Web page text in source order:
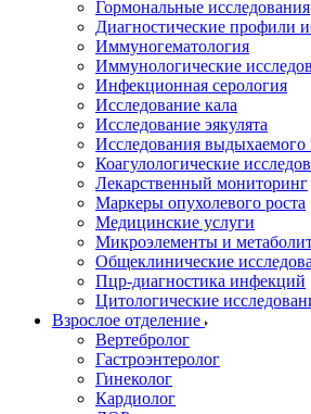
Гормональные исследования
Диагностические профили
Иммуногематология
Иммунологические
Инфекционная серология
Исследование кала
Исследование эякулята
Исследования выдыхаемого
Коагулологические
Лекарственный мониторинг
Маркеры опухолевого роста
Медицинские услуги
Микроэлементы и
Общеклинические
Пцр-диагностика инфекций
Цитологические
Взрослое отделение
Вертебролог
Гастроэнтеролог
Гинеколог
Кардиолог